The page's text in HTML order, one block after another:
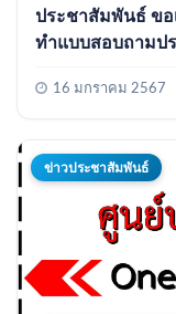
ประชาสัมพันธ์ ข
ทำแบบสอบถามป
ตำบลศรีสำราญ ป
16 มกราคม 2567
ข่าวประชาสัมพันธ์